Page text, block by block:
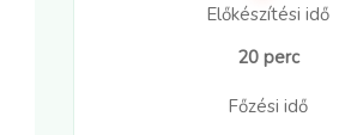
Előkészítési idő
20 perc
Főzési idő